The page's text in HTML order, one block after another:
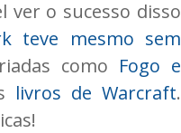
o sucesso disso
teve mesmo sem
como Fogo e
livros de Warcraft.